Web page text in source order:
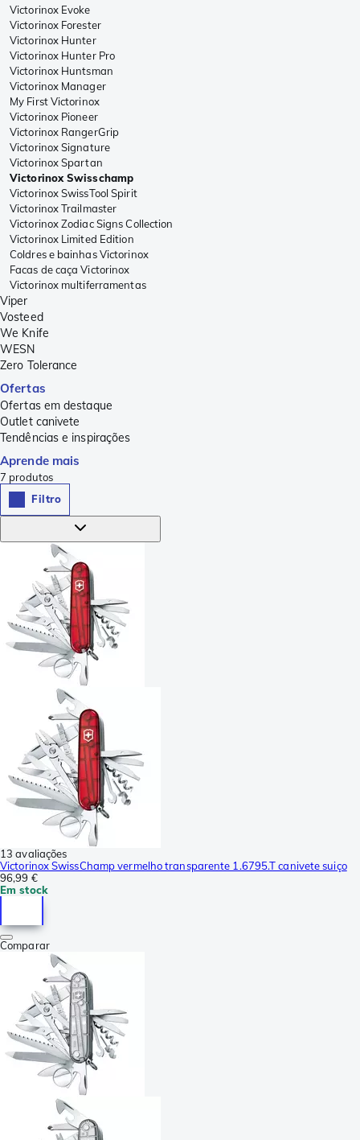
Victorinox Evoke
Victorinox Forester
Victorinox Hunter
Victorinox Hunter Pro
Victorinox Huntsman
Victorinox Manager
My First Victorinox
Victorinox Pioneer
Victorinox RangerGrip
Victorinox Signature
Victorinox Spartan
Victorinox Swisschamp
Victorinox SwissTool Spirit
Victorinox Trailmaster
Victorinox Zodiac Signs Collection
Victorinox Limited Edition
Coldres e bainhas Victorinox
Facas de caça Victorinox
Victorinox multiferramentas
Viper
Vosteed
We Knife
WESN
Zero Tolerance
Ofertas
Ofertas em destaque
Outlet canivete
Tendências e inspirações
Aprende mais
7 produtos
Filtro
13 avaliações
Victorinox SwissChamp vermelho transparente 1.6795.T canivete suiço
96,99 €
Em stock
Comparar